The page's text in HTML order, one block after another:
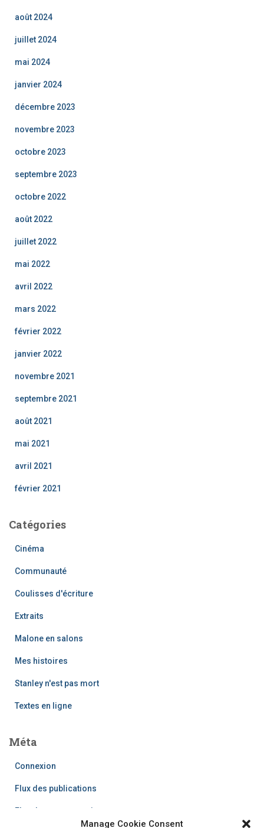
Manage Cookie Consent
août 2024
juillet 2024
mai 2024
janvier 2024
décembre 2023
novembre 2023
octobre 2023
septembre 2023
octobre 2022
août 2022
juillet 2022
mai 2022
avril 2022
mars 2022
février 2022
janvier 2022
novembre 2021
septembre 2021
août 2021
mai 2021
avril 2021
février 2021
Catégories
Cinéma
Communauté
Coulisses d'écriture
Extraits
Malone en salons
Mes histoires
Stanley n'est pas mort
Textes en ligne
Méta
Connexion
Flux des publications
Flux des commentaires